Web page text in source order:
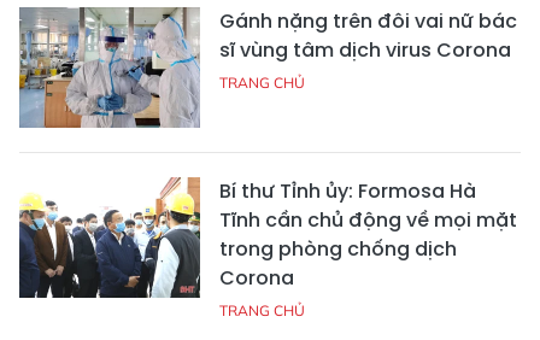
Gánh nặng trên đôi vai nữ bác
sĩ vùng tâm dịch virus Corona
TRANG CHỦ
Bí thư Tỉnh ủy: Formosa Hà
Tĩnh cần chủ động về mọi mặt
trong phòng chống dịch
Corona
TRANG CHỦ